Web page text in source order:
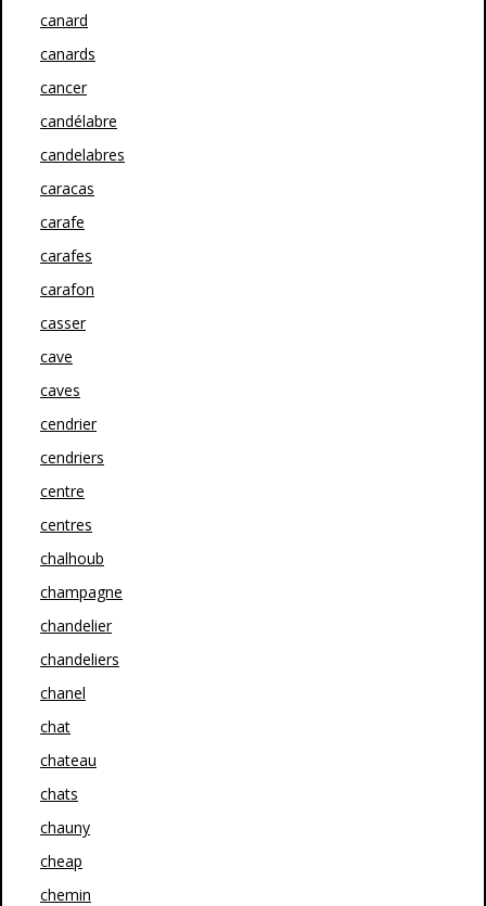
canard
canards
cancer
candélabre
candelabres
caracas
carafe
carafes
carafon
casser
cave
caves
cendrier
cendriers
centre
centres
chalhoub
champagne
chandelier
chandeliers
chanel
chat
chateau
chats
chauny
cheap
chemin